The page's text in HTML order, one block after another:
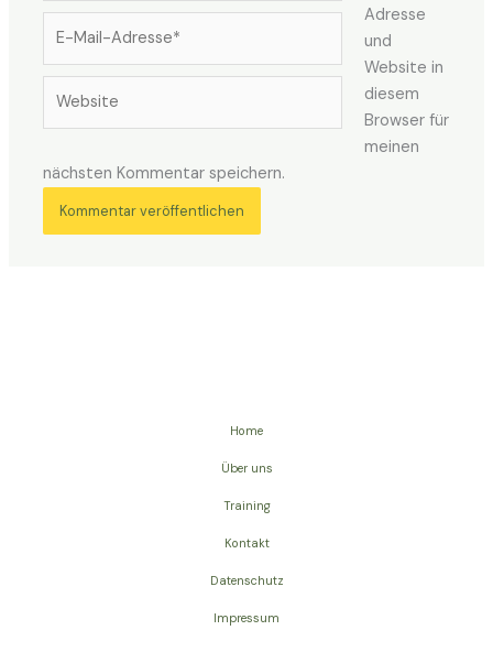
Adresse*
Adresse
und
Website in
diesem
Browser für
meinen
nächsten Kommentar speichern.
Home
Über uns
Training
Kontakt
Datenschutz
Impressum